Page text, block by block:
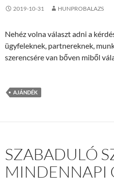
2019-10-31 HUNPROBALAZS
Nehéz volna választ adni a
ügyfeleknek, partnereknek,
szerencsére van bőven miből
AJÁNDÉK
SZABADULÓ
MINDENNAPI